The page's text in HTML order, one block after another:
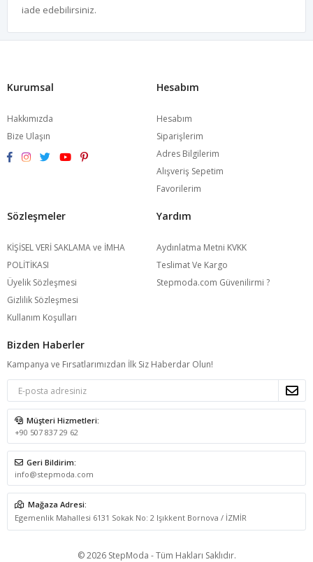
iade edebilirsiniz.
Kurumsal
Hakkımızda
Bize Ulaşın
Hesabım
Hesabım
Siparişlerim
Adres Bilgilerim
Alışveriş Sepetim
Favorilerim
Sözleşmeler
KİŞİSEL VERİ SAKLAMA ve İMHA
POLİTİKASI
Üyelik Sözleşmesi
Gizlilik Sözleşmesi
Kullanım Koşulları
Yardım
Aydınlatma Metni KVKK
Teslimat Ve Kargo
Stepmoda.com Güvenilirmi ?
Bizden Haberler
Kampanya ve Fırsatlarımızdan İlk Siz Haberdar Olun!
Müşteri Hizmetleri:
+90 507 837 29 62
Geri Bildirim:
info@stepmoda.com
Mağaza Adresi:
Egemenlik Mahallesi 6131 Sokak No: 2 Işıkkent Bornova / İZMİR
© 2026 StepModa - Tüm Hakları Saklıdır.